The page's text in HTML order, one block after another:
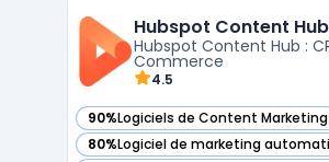
grande échelle, Mailchimp cible
recherchant un outil pour gé ...
Hubspot Content Hub
Hubspot Content Hub :
Commerce
4.5
90%Logiciels de Content Marketing
— voir Hubspot Content Hub dans
80%Logiciel de marketing
— voir Hubspot Content Hub dans